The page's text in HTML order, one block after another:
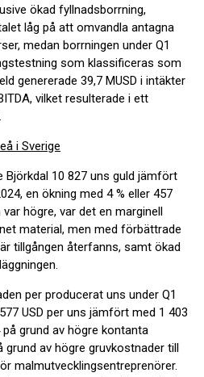
ökad fyllnadsborrning,
låg på att omvandla antagna
medan borrningen under Q1
som klassificeras som
genererade 39,7 MUSD i intäkter
vilket resulterade i ett
i Sverige
Björkdal 10 827 uns guld jämfört
en ökning med 4 % eller 457
högre, var det en marginell
material, men med förbättrade
tillgången återfanns, samt ökad
per producerat uns under Q1
USD per uns jämfört med 1 403
på grund av högre kontanta
av högre gruvkostnader till
malmutvecklingsentreprenörer.